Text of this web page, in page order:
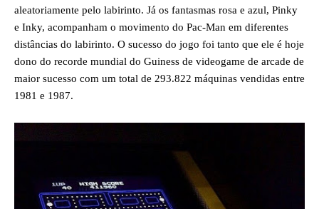
aleatoriamente pelo labirinto. Já os fantasmas rosa e azul, Pinky
e Inky, acompanham o movimento do Pac-Man em diferentes
distâncias do labirinto. O sucesso do jogo foi tanto que ele é hoje
dono do recorde mundial do Guiness de videogame de arcade de
maior sucesso com um total de 293.822 máquinas vendidas entre
1981 e 1987.